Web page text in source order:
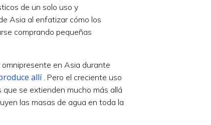
de un solo uso y
Asia al enfatizar cómo los
comprando pequeñas
en Asia durante
allí. Pero el creciente uso
se extienden mucho más allá
las masas de agua en toda la